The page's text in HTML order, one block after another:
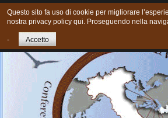
Home Chi siamo Cosa
Questo sito fa uso di cookie per migliorare
nostra privacy policy qui. Proseguendo nella
- Accetto